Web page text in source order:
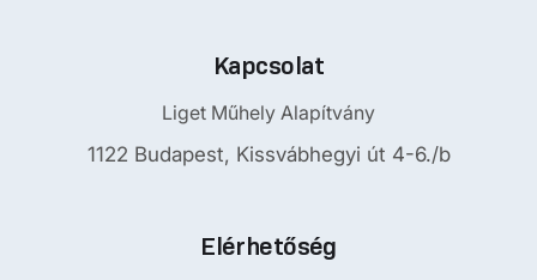
Kapcsolat
Liget Műhely Alapítvány
1122 Budapest, Kissvábhegyi út 4-6./b
Elérhetőség